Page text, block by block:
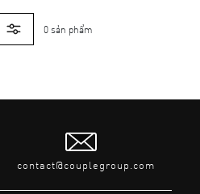
0 sản phẩm
contact@couplegroup.com